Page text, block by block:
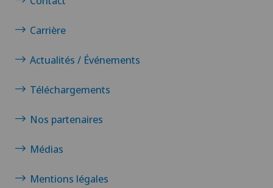
Carrière
Actualités / Événements
Téléchargements
Nos partenaires
Médias
Mentions légales